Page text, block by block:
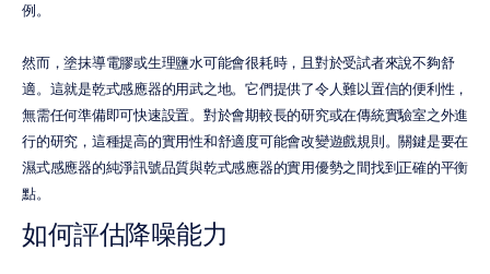
例。
然而，塗抹導電膠或生理鹽水可能會很耗時，且對於受試者來說不夠舒
適。這就是乾式感應器的用武之地。它們提供了令人難以置信的便利性，
無需任何準備即可快速設置。對於會期較長的研究或在傳統實驗室之外進
行的研究，這種提高的實用性和舒適度可能會改變遊戲規則。關鍵是要在
濕式感應器的純淨訊號品質與乾式感應器的實用優勢之間找到正確的平衡
點。
如何評估降噪能力